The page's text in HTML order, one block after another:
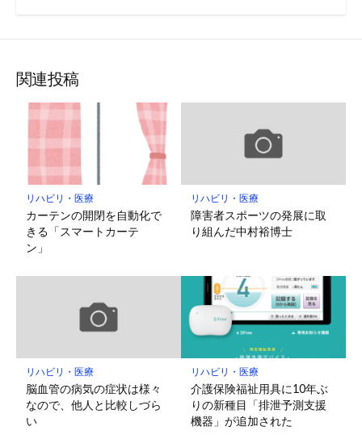
関連投稿
リハビリ・医療
カーテンの開閉を自動化で
きる「スマートカーテ
ン」
リハビリ・医療
障害者スポーツの発展に取
り組んだ中村裕博士
リハビリ・医療
脳血管の病気の症状は様々
なので、他人と比較しづら
い
リハビリ・医療
介護保険福祉用具に10年ぶ
りの新種目「排泄予測支援
機器」が追加された